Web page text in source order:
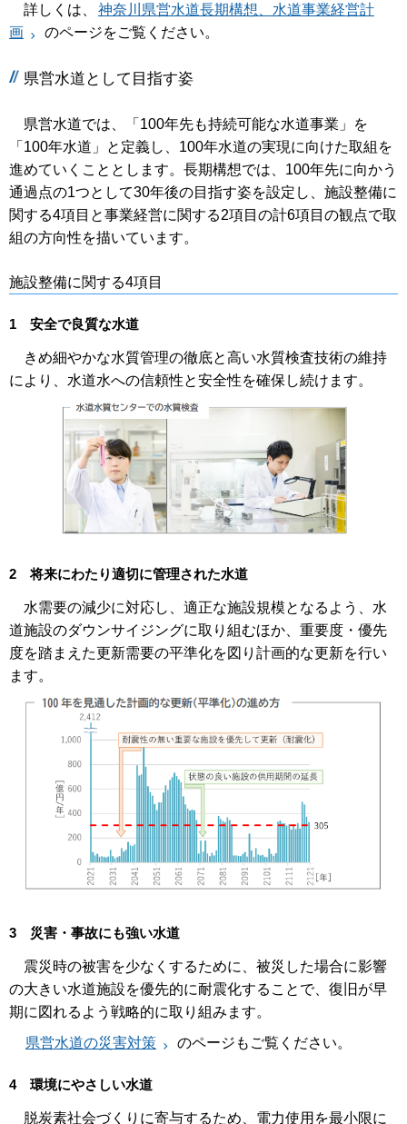
詳しくは、
神奈川県営水道長期構想、水道事業経営計
画
のページをご覧ください。
県営水道として目指す姿
県営水道では、「100年先も持続可能な水道事業」を
「100年水道」と定義し、100年水道の実現に向けた取組を
進めていくこととします。長期構想では、100年先に向かう
通過点の1つとして30年後の目指す姿を設定し、施設整備に
関する4項目と事業経営に関する2項目の計6項目の観点で取
組の方向性を描いています。
施設整備に関する4項目
1 安全で良質な水道
きめ細やかな水質管理の徹底と高い水質検査技術の維持
により、水道水への信頼性と安全性を確保し続けます。
2 将来にわたり適切に管理された水道
水需要の減少に対応し、適正な施設規模となるよう、水
道施設のダウンサイジングに取り組むほか、重要度・優先
度を踏まえた更新需要の平準化を図り計画的な更新を行い
ます。
3 災害・事故にも強い水道
震災時の被害を少なくするために、被災した場合に影響
の大きい水道施設を優先的に耐震化することで、復旧が早
期に図れるよう戦略的に取り組みます。
県営水道の災害対策 のページもご覧ください。
4 環境にやさしい水道
脱炭素社会づくりに寄与するため、電力使用を最小限に